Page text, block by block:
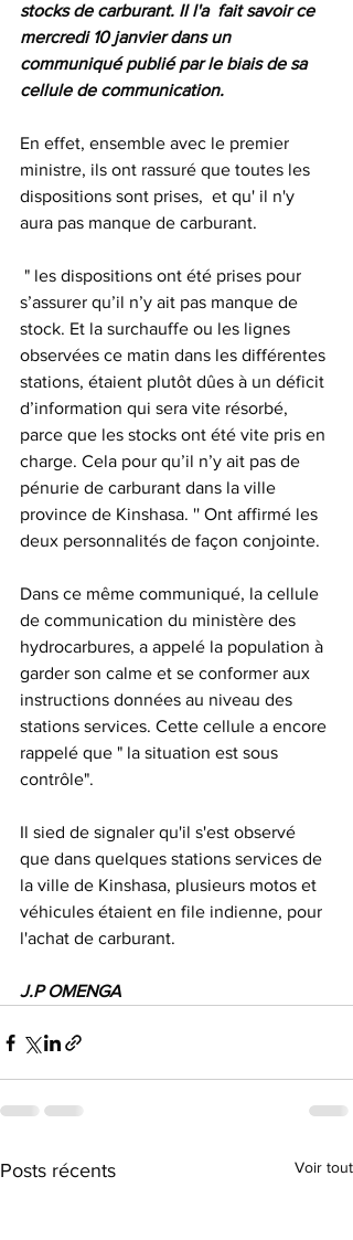
stocks de carburant. Il l'a  fait savoir ce
mercredi 10 janvier dans un
communiqué publié par le biais de sa
cellule de communication.
En effet, ensemble avec le premier
ministre, ils ont rassuré que toutes les
dispositions sont prises,  et qu' il n'y
aura pas manque de carburant.
s’assurer qu’il n’y ait pas manque de
stock. Et la surchauffe ou les lignes
observées ce matin dans les différentes
stations, étaient plutôt dûes à un déficit
d’information qui sera vite résorbé,
parce que les stocks ont été vite pris en
charge. Cela pour qu’il n’y ait pas de
pénurie de carburant dans la ville
province de Kinshasa. '' Ont affirmé les
deux personnalités de façon conjointe.
Dans ce même communiqué, la cellule
de communication du ministère des
hydrocarbures, a appelé la population à
garder son calme et se conformer aux
instructions données au niveau des
stations services. Cette cellule a encore
rappelé que " la situation est sous
contrôle".
Il sied de signaler qu'il s'est observé
que dans quelques stations services de
la ville de Kinshasa, plusieurs motos et
véhicules étaient en file indienne, pour
l'achat de carburant.
J.P OMENGA
Posts récents Voir tout